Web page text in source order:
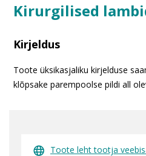
Kirurgilised
Kirjeldus
Toote üksikasjaliku kirjelduse
klõpsake parempoolse pildi all
Toote leht tootja